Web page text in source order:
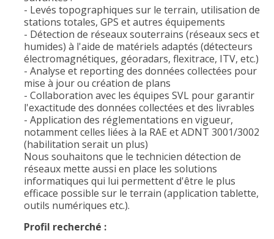
- Levés topographiques sur le terrain, utilisation de
stations totales, GPS et autres équipements
- Détection de réseaux souterrains (réseaux secs et
humides) à l'aide de matériels adaptés (détecteurs
électromagnétiques, géoradars, flexitrace, ITV, etc.)
- Analyse et reporting des données collectées pour
mise à jour ou création de plans
- Collaboration avec les équipes SVL pour garantir
l'exactitude des données collectées et des livrables
- Application des réglementations en vigueur,
notamment celles liées à la RAE et ADNT 3001/3002
(habilitation serait un plus)
Nous souhaitons que le technicien détection de
réseaux mette aussi en place les solutions
informatiques qui lui permettent d'être le plus
efficace possible sur le terrain (application tablette,
outils numériques etc.).
Profil recherché :